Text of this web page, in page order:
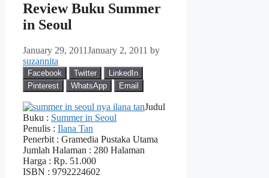
Review Buku Summer
in Seoul
January 29, 2011January 2, 2011 by
suzannita
Facebook Twitter
LinkedIn
Pinterest
WhatsApp Email
Judul
Buku : Summer in Seoul
Penulis : Ilana Tan
Penerbit : Gramedia Pustaka Utama
Jumlah Halaman : 280 Halaman
Harga : Rp. 51.000
ISBN : 9792224602